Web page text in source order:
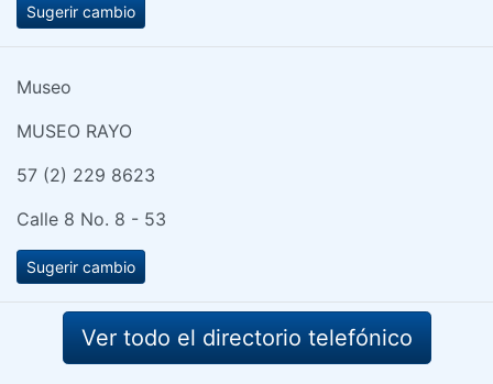
Sugerir cambio
Museo
MUSEO RAYO
57 (2) 229 8623
Calle 8 No. 8 - 53
Sugerir cambio
Ver todo el directorio telefónico